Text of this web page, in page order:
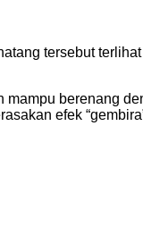
tersebut
berenang
efek